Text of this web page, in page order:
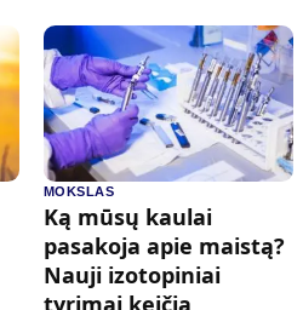
MOKSLAS
Ką mūsų kaulai
pasakoja apie maistą?
Nauji izotopiniai
tyrimai keičia